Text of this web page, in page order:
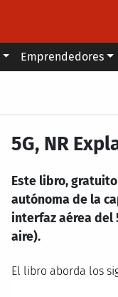
Emprendedores
5G, NR
Este libro,
autónoma de la
interfaz aérea del
aire).
El libro aborda los